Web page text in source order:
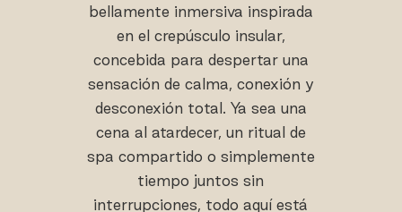
bellamente inmersiva inspirada
en el crepúsculo insular,
concebida para despertar una
sensación de calma, conexión y
desconexión total. Ya sea una
cena al atardecer, un ritual de
spa compartido o simplemente
tiempo juntos sin
interrupciones, todo aquí está